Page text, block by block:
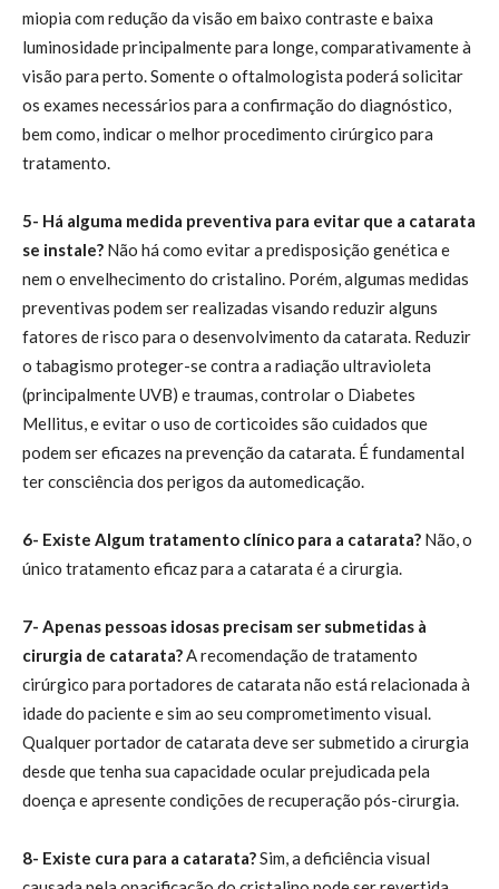
miopia com redução da visão em baixo contraste e baixa
luminosidade principalmente para longe, comparativamente à
visão para perto. Somente o oftalmologista poderá solicitar
os exames necessários para a confirmação do diagnóstico,
bem como, indicar o melhor procedimento cirúrgico para
tratamento.
5- Há alguma medida preventiva para evitar que a catarata
se instale? Não há como evitar a predisposição genética e
nem o envelhecimento do cristalino. Porém, algumas medidas
preventivas podem ser realizadas visando reduzir alguns
fatores de risco para o desenvolvimento da catarata. Reduzir
o tabagismo proteger-se contra a radiação ultravioleta
(principalmente UVB) e traumas, controlar o Diabetes
Mellitus, e evitar o uso de corticoides são cuidados que
podem ser eficazes na prevenção da catarata. É fundamental
ter consciência dos perigos da automedicação.
6- Existe Algum tratamento clínico para a catarata? Não, o
único tratamento eficaz para a catarata é a cirurgia.
7- Apenas pessoas idosas precisam ser submetidas à
cirurgia de catarata?A recomendação de tratamento
cirúrgico para portadores de catarata não está relacionada à
idade do paciente e sim ao seu comprometimento visual.
Qualquer portador de catarata deve ser submetido a cirurgia
desde que tenha sua capacidade ocular prejudicada pela
doença e apresente condições de recuperação pós-cirurgia.
8- Existe cura para a catarata?Sim, a deficiência visual